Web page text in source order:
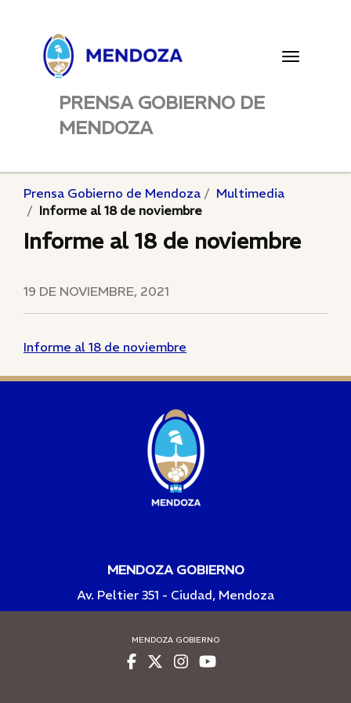
Toggle
PRENSA GOBIERNO DE
MENDOZA
Prensa Gobierno de Mendoza
Multimedia
Informe al 18 de noviembre
Informe al 18 de noviembre
19 DE NOVIEMBRE, 2021
Informe al 18 de noviembre
MENDOZA GOBIERNO
Av. Peltier 351 - Ciudad, Mendoza
MENDOZA GOBIERNO